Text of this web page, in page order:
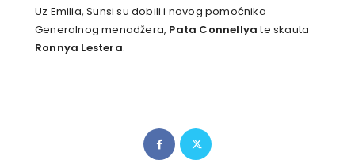
Uz Emilia, Sunsi su dobili i novog pomoćnika
Generalnog menadžera, Pata Connellyate skauta
Ronnya Lestera.